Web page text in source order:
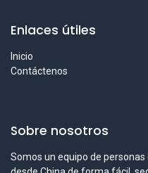
Enlaces útiles
Inicio
Contáctenos
Sobre nosotros
Somos un equipo de